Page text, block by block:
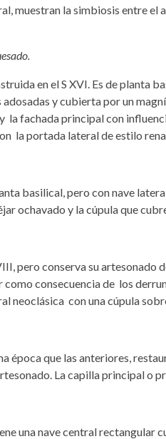
muestran la simbiosis entre
en el S XVI. Es de planta
adosadas y cubierta por un
la fachada principal con
la portada lateral de estilo
basilical, pero con nave
ochavado y la cúpula que
pero conserva su artesonado
como consecuencia de los
neoclásica con una cúpula
época que las anteriores,
La capilla principal o
una nave central rectangular